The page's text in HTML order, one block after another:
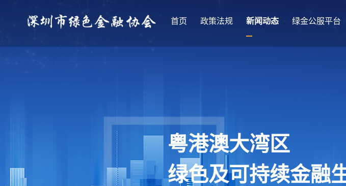
首页 政策法规 新闻动态 绿金公服平台
粤港澳大湾区
绿色及可持续金融